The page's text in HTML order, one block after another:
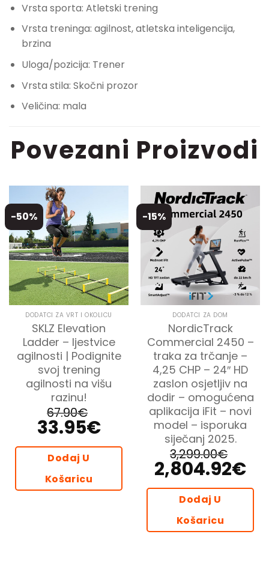
Vrsta sporta: Atletski trening
Vrsta treninga: agilnost, atletska inteligencija,
brzina
Uloga/pozicija: Trener
Vrsta stila: Skočni prozor
Veličina: mala
Povezani Proizvodi
-50%
DODATCI ZA VRT I OKOLICU
SKLZ Elevation
Ladder – ljestvice
agilnosti | Podignite
svoj trening
agilnosti na višu
razinu!
67.90€
Izvorna
cijena
je:
67.90€.
33.95€Trenutna
cijena
33.95€.
Dodaj U
Košaricu
-15%
DODATCI ZA DOM
NordicTrack
Commercial 2450 –
traka za trčanje –
4,25 CHP – 24″ HD
zaslon osjetljiv na
dodir – omogućena
aplikacija iFit – novi
model – isporuka
siječanj 2025.
3,299.00€
Izvorna
cijena
bila
je:
3,299.00€.
2,804.92€cijena
Dodaj U
Košaricu